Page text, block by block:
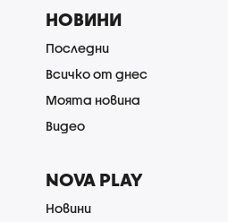
НОВИНИ
Последни
Всичко от днес
Моята новина
Видео
NOVA PLAY
Новини